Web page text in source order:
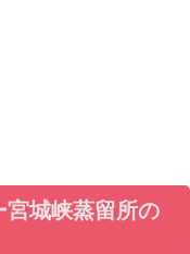
宮城峡蒸留所の